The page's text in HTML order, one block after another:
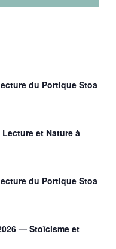
du Portique Stoa
et Nature à
du Portique Stoa
— Stoïcisme et